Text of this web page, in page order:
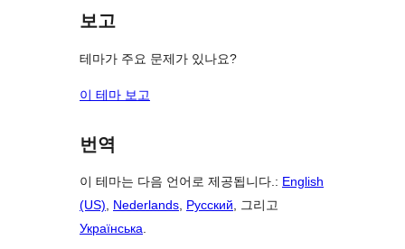
보고
테마가 주요 문제가 있나요?
이 테마 보고
번역
이 테마는 다음 언어로 제공됩니다.: English
(US), Nederlands, Русский, 그리고
Українська.